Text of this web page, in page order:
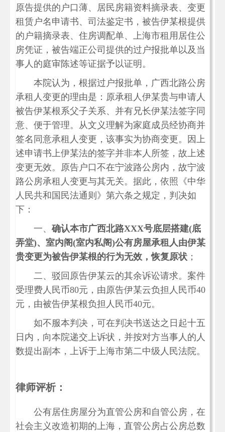
原告提供的户口薄、居民房籍资料摘录表、变更
租赁户名申请书、司法鉴定书，被告伊某根提供
的户籍摘录表、住房调配单、上海市租用居住公
房凭证，被告端正公司提供的过户报批单以及当
事人的庭审陈述等证据予以证明。
本院认为，根据过户报批单，广西北路公房
承租人变更的理由是：原承租人伊某贵与申请人
被告伊某根系父子关系、并有兄长伊某法签字同
意、便于管理。从文义理解为家庭成员经协商并
签名同意承租人变更，该事实为协商变更。因上
述申请书上伊某法的签字并非本人所签，故上述
变更无效。原告户口不在宁波路公房内，故宁波
路公房承租人变更与其无关。据此，依照《中华
人民共和国民法通则》第六条之规定，判决如
下：
一、 确认本市广西北路XXX号底层搭建(底
弄堂)、室内阁(室内私阁)公有房屋承租人由伊某
贵变更为被告伊某根的行为无效，恢复原状 ；
二、驳回原告伊某云的其余诉讼请求。案件
受理费人民币80元，由原告伊某云负担人民币40
元，由被告伊某根负担人民币40元。
如不服本判决，可在判决书送达之日起十五
日内，向本院递交上诉状，并按对方当事人的人
数提出副本，上诉于上海市第二中级人民法院。
律师评析：
公有居住房屋分为直管公房和自管公房，在
社会主义改造初期的上海，直管公房占公房总数